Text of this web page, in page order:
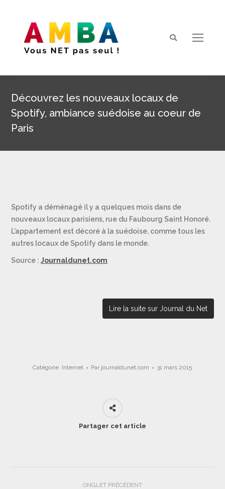
Search:
Découvrez les nouveaux locaux de
Spotify, ambiance suédoise au coeur de
Paris
Spotify a déménagé il y a quelques mois dans de
nouveaux locaux parisiens, rue du Faubourg Saint Honoré.
L’appartement est décoré à la suédoise, comme tous les
autres locaux de Spotify dans le monde.
Source :Journaldunet.com
Lire la suite sur Journal du Net
Catégorie Internet Par journaldunet.com 31 mars 2015
Partager cet article
NavigationONGLET PRÉCÉDENT